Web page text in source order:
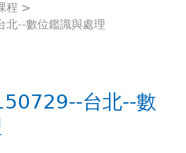
程 >
--數位鑑識與處理
台北--數